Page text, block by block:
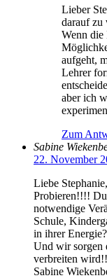
Lieber
darauf zu
Wenn die
aufgeht,
Lehrer
aber ich
Zum
Sabine
22. November
Liebe
Probieren!!!!
notwendige
Schule,
in ihrer Energie?
Und wir sorgen
verbreiten
Sabine